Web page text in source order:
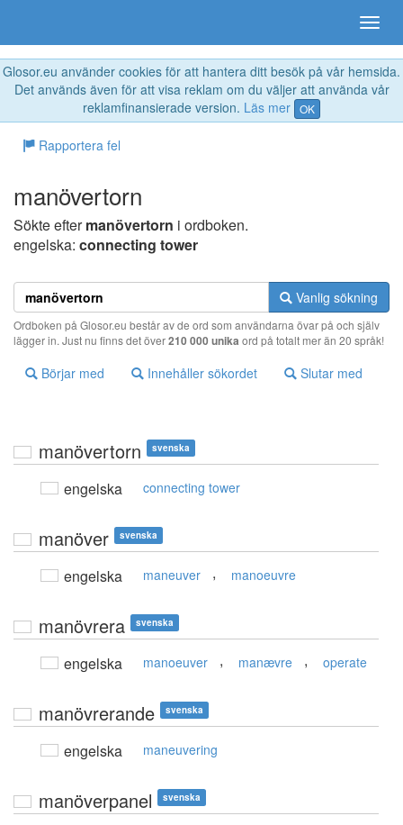
Glosor.eu använder cookies för att hantera ditt besök på vår hemsida.
Det används även för att visa reklam om du väljer att använda vår
reklamfinansierade version. Läs mer OK
Rapportera fel
manövertorn
Sökte eftermanövertorn i ordboken.
engelska: connecting tower
Vanlig sökning
Ordboken på Glosor.eu består av de ord som användarna övar på och själv
lägger in. Just nu finns det över210 000 unika ord på totalt mer än 20 språk!
Börjar med Innehåller sökordet Slutar med
manövertorn svenska
engelska connecting tower
manöver svenska
engelska maneuver , manoeuvre
manövrera svenska
engelska manoeuver , manævre , operate
manövrerande svenska
engelska maneuvering
manöverpanel svenska